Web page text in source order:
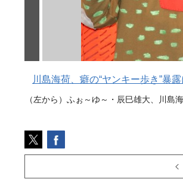
川島海荷、癖の“ヤンキー歩き”
（左から）ふぉ～ゆ～・辰巳雄大、川